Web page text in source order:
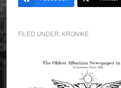
FILED UNDER: KRONIKE